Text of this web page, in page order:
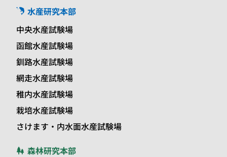
水産研究本部
中央水産試験場
函館水産試験場
釧路水産試験場
網走水産試験場
稚内水産試験場
栽培水産試験場
さけます・内水面水産試験場
森林研究本部